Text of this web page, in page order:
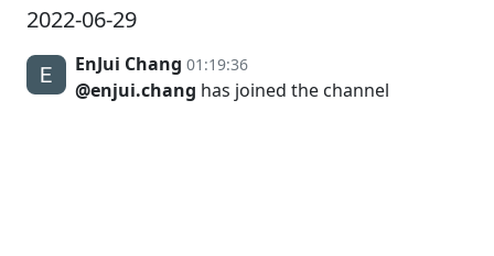
2022-06-29
EnJui Chang 01:19:36
@enjui.chang has joined the channel